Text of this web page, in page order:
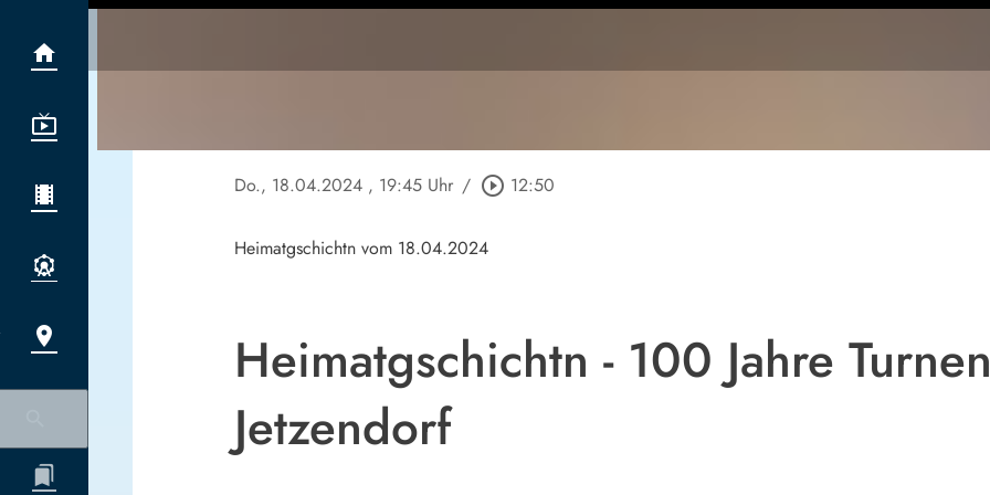
Do., 18.04.2024 , 19:45 Uhr / play_circle_outline 12:50
Heimatgschichtn vom 18.04.2024
Heimatgschichtn - 100 Jahre
Jetzendorf